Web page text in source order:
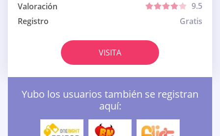
Valoración
9.5
Registro
Gratis
VISITA
Yubo los usuarios también se registran
aquí: